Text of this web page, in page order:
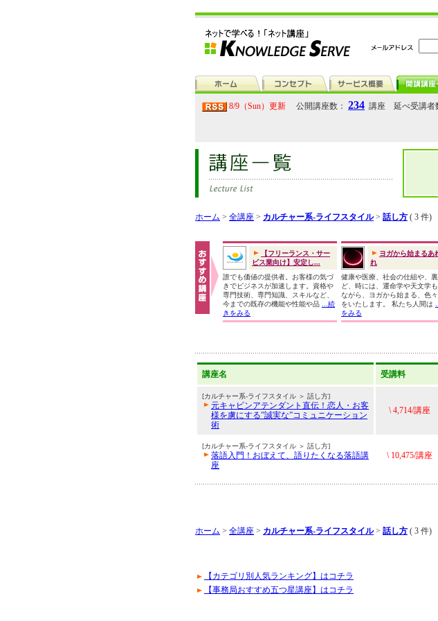
8/9（Sun）更新 公開講座数： 234 講座 延べ受講者
ホーム > 全講座 > カルチャー系-ライフスタイル> 話し方 ( 3 件)
【フリーランス・サー
ビス業向け】安定し...
誰でも価値の提供者。お客様の気づ
きでビジネスが加速します。資格や
専門技術、専門知識、スキルなど、
今までの既存の機能や性能や品
...続
きをみる
ヨガから始まるあ
れ
健康や医療、社会の仕組や、
ど、時には、運命学や天文学
ながら、ヨガから始まる、色
をいたします。 私たち人間は
をみる
講座名 受講料
[カルチャー系-ライフスタイル ＞ 話し方]
元キャビンアテンダント直伝！恋人・お客
様を虜にする”誠実な”コミュニケーション
術
\ 4,714/講座
[カルチャー系-ライフスタイル ＞ 話し方]
落語入門！おぼえて、語りたくなる落語講
座
\ 10,475/講座
ホーム > 全講座 > カルチャー系-ライフスタイル> 話し方 ( 3 件)
【カテゴリ別人気ランキング】はコチラ
【事務局おすすめ五つ星講座】はコチラ